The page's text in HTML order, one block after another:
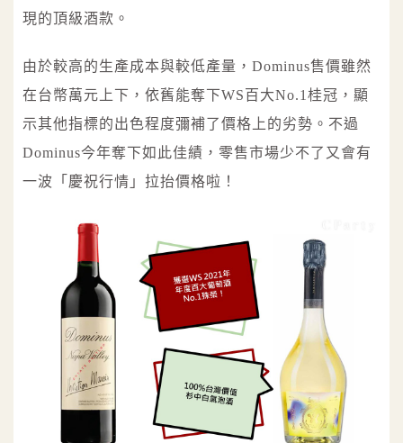
現的頂級酒款。
由於較高的生產成本與較低產量，Dominus售價雖然
在台幣萬元上下，依舊能奪下WS百大No.1桂冠，顯
示其他指標的出色程度彌補了價格上的劣勢。不過
Dominus今年奪下如此佳績，零售市場少不了又會有
一波「慶祝行情」拉抬價格啦！